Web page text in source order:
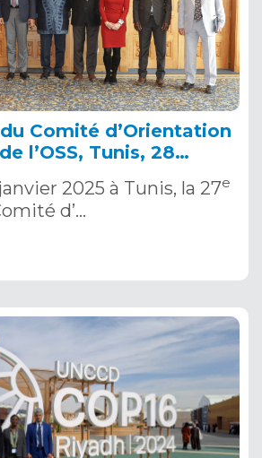
Comité d’Orientation
l’OSS, Tunis, 28
2025 à Tunis, la 27e
d’…